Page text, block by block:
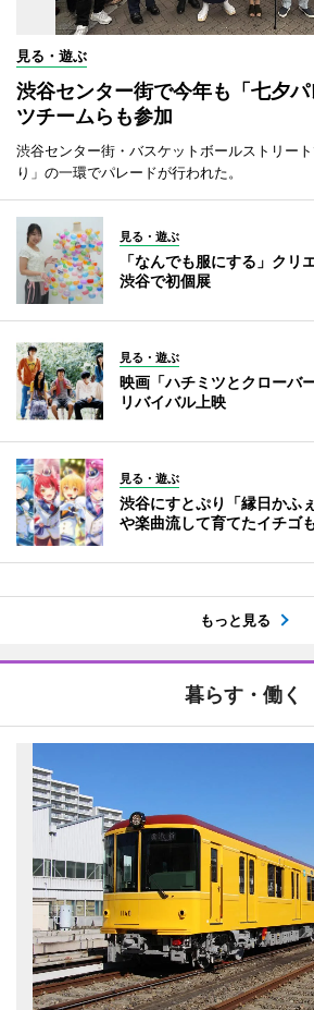
見る・遊ぶ
渋谷センター街で今年も「七夕
ツチームらも参加
渋谷センター街・バスケットボールストリー
り」の一環でパレードが行われた。
見る・遊ぶ
「なんでも服にする」クリ
渋谷で初個展
見る・遊ぶ
映画「ハチミツとクローバ
リバイバル上映
見る・遊ぶ
渋谷にすとぷり「縁日かふ
や楽曲流して育てたイチゴ
もっと見る
暮らす・働く